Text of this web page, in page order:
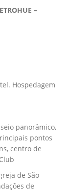
–
Hospedagem
panorâmico,
pontos
centro de
de São
de